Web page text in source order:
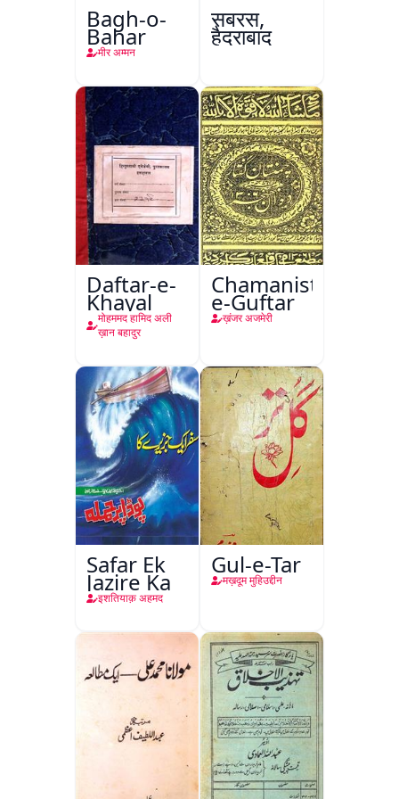
Bagh-o-
Bahar
मीर अम्मन
सबरस,
हैदराबाद
Daftar-e-
Khayal
मोहममद हामिद अली
ख़ान बहादुर
Chamanistan-
e-Guftar
ख़ंजर अजमेरी
Safar Ek
Jazire Ka
इशतियाक़ अहमद
Gul-e-Tar
मख़दूम मुहिउद्दीन